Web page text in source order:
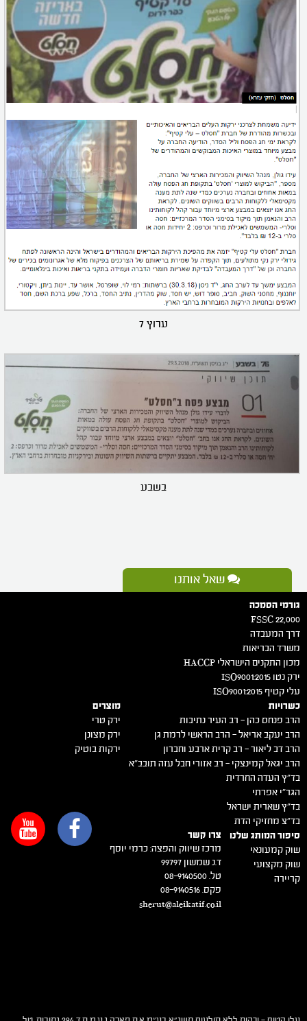
ערוץ 7
בשבע
שאל אותנו
גורמי הסמכה
FSSC 22,000
דרך המעבדה
משרד הבריאות
מכון התקנים הישראלי HACCP
ירק נטו 2015:ISO9001
עלי קטיף 2015:ISO9001
כשרויות
הרב פנחס כהן – רב העיר נתיבות
הרב יעקב אריאל – הרב הראשי לרמת גן
הרב דב ליאור – רב קרית ארבע וחברון
הרב יגאל קמינצקי – רב אזורי חבל עזה תובב"א
בד"ץ העדה החרדית
הגר"י אפרתי
בד"ץ שארית ישראל
בד"צ מחזיקי הדת
מוצרים
ירק טרי
ירק מצונן
ירקות בוטיק
סיפור המותג שלנו
שוק קמעונאי
שוק מקצועי
קריירה
צרו קשר
מרכז שיווק והפצה: כרמי יוסף
ד.נ שמשון 99797
טל. 08-9140500
פקס. 08-9140516
sherut@aleikatif.co.il